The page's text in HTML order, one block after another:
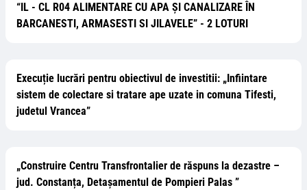
“IL - CL R04 ALIMENTARE CU APA ȘI CANALIZARE ÎN
BARCANESTI, ARMASESTI SI JILAVELE” - 2 LOTURI
Execuție lucrări pentru obiectivul de investitii: „Infiintare
sistem de colectare si tratare ape uzate in comuna Tifesti,
judetul Vrancea”
„Construire Centru Transfrontalier de răspuns la dezastre –
jud. Constanța, Detașamentul de Pompieri Palas ”